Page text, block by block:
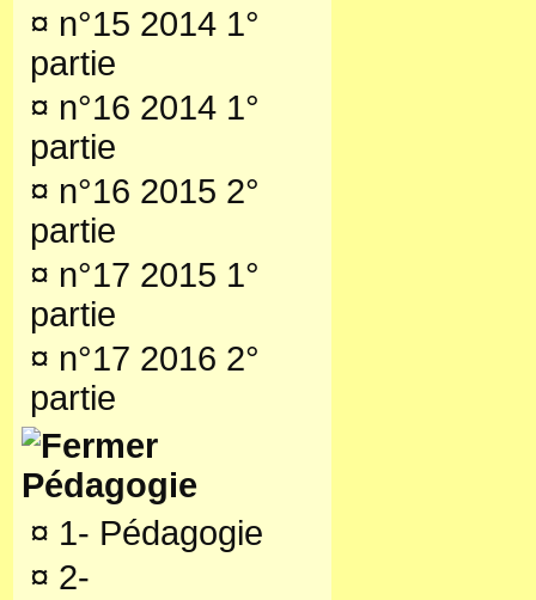
¤ n°15 2014 1°
partie
¤ n°16 2014 1°
partie
¤ n°16 2015 2°
partie
¤ n°17 2015 1°
partie
¤ n°17 2016 2°
partie
Pédagogie
¤ 1- Pédagogie
¤ 2-